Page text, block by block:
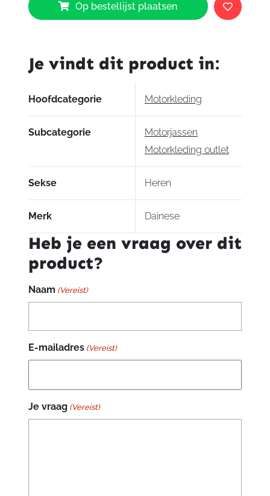
Mike
Pelle
aantal
Op bestellijst plaatsen
Je vindt dit product in:
Hoofdcategorie Motorkleding
Subcategorie
Motorjassen
Motorkleding outlet
Sekse Heren
Merk Dainese
Heb je een vraag over dit
product?
Naam (Vereist)
E-mailadres (Vereist)
Je vraag (Vereist)